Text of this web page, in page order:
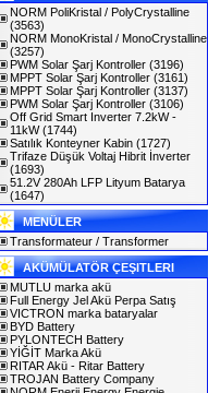
NORM PoliKristal / PolyCrystalline
(3563)
NORM MonoKristal / MonoCrystalline
(3257)
PWM Solar Şarj Kontroller (3196)
MPPT Solar Şarj Kontroller (3161)
MPPT Solar Şarj Kontroller (3137)
PWM Solar Şarj Kontroller (3106)
Off Grid Smart Inverter 7.2kW -
11kW(1744)
Satılık Konteyner Kabin (1727)
Trifaze Düşük Voltaj Hibrit İnverter
(1693)
51.2V 280Ah LFP Lityum Batarya
(1647)
MENÜLER
Transformateur / Transformer
AKÜMÜLATÖR ÇEŞITLERI
MUTLU marka akü
Full Energy Jel Akü Perpa Satış
VICTRON marka bataryalar
BYD Battery
PYLONTECH Battery
YİĞİT Marka Akü
RITAR Akü - Ritar Battery
TROJAN Battery Company